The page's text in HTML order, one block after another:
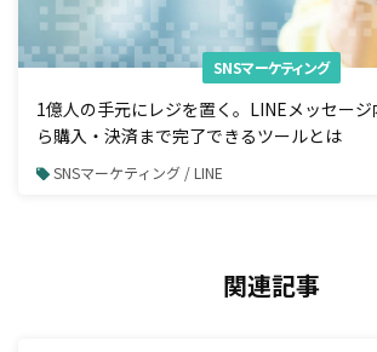
SNSマーケティング
1億人の手元にレジを置く。LINEメッセー
ら購入・決済まで完了できるツールとは
SNSマーケティング / LINE
関連記事